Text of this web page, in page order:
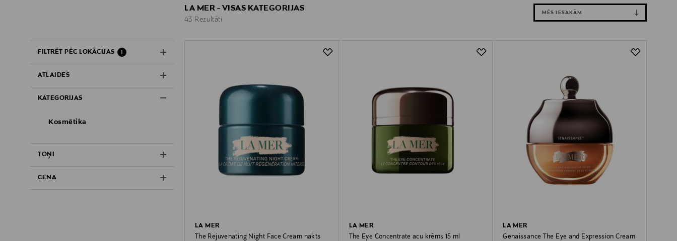
FILTRĒT PĒC LOKĀCIJAS 1
ATLAIDES
KATEGORIJAS
Kosmētika
TOŅI
CENA
LA MER - VISAS KATEGORIJAS
43 Rezultāti
MĒS IESAKĀM
LA MER
The Rejuvenating Night Face Cream nakts
LA MER
The Eye Concentrate acu krēms 15 ml
LA MER
Genaissance The Eye and Expression Cream